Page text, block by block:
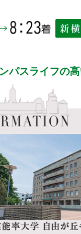
スライフの高